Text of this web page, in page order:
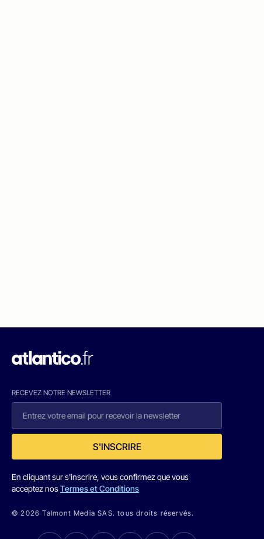
RECEVEZ NOTRE NEWSLETTER
S'INSCRIRE
En cliquant sur s'inscrire, vous confirmez que vous
acceptez nosTermes et Conditions
© 2026 Talmont Media SAS. tous droits réservés.